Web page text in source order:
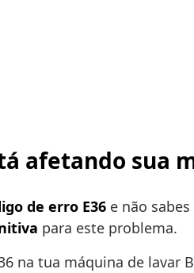
afetando sua
de erro E36 e não
para este problema.
na tua máquina de lavar